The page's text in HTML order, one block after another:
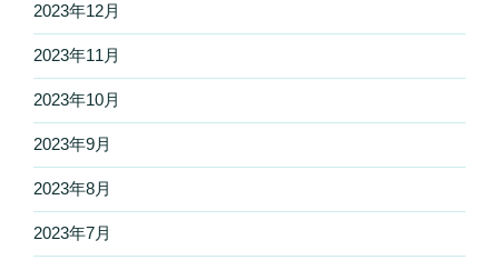
2023年12月
2023年11月
2023年10月
2023年9月
2023年8月
2023年7月